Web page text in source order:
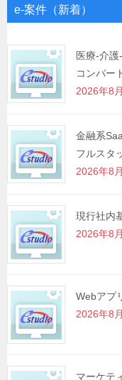
ゲ
シ
ョ
ン
e-案件（新着）
医療-介
コンバー
2026年8
金融系
フルスタ
2026年8
現行社内
2026年8
Webアプ
2026年8
マーケテ